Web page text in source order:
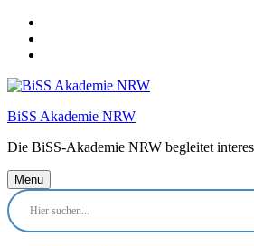
content
footer
BiSS Akademie NRW
Die BiSS-Akademie NRW begleitet
Menu